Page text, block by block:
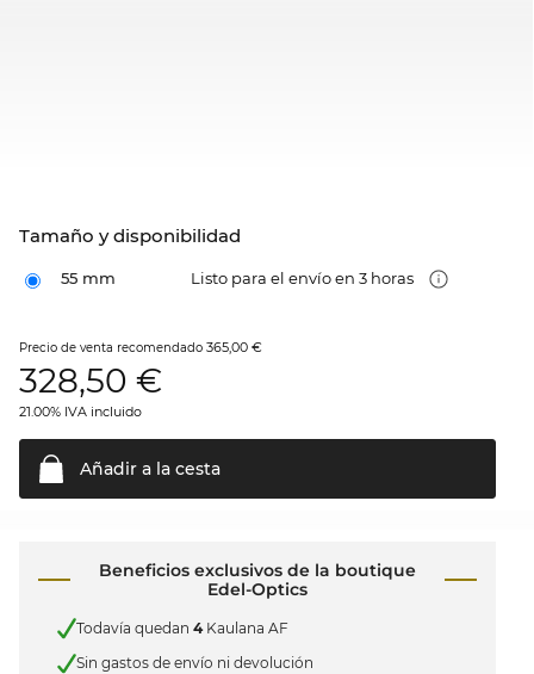
Tamaño y disponibilidad
55 mm Listo para el envío en 3 horas
Precio de venta recomendado 365,00 €
328,50 €
21.00% IVA incluido
Añadir a la cesta
Beneficios exclusivos de la boutique
Edel-Optics
Todavía quedan 4Kaulana AF
Sin gastos de envío ni devolución